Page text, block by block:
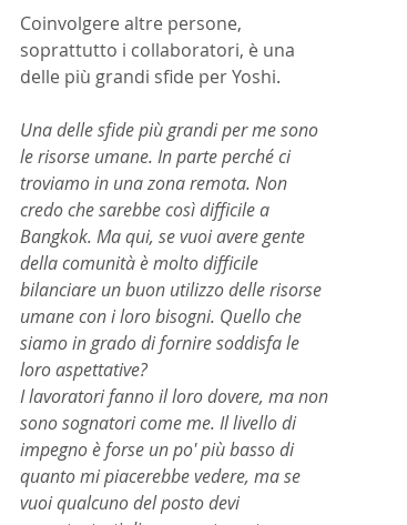
Coinvolgere altre persone,
soprattutto i collaboratori, è una
delle più grandi sfide per Yoshi.
Una delle sfide più grandi per me sono
le risorse umane. In parte perché ci
troviamo in una zona remota. Non
credo che sarebbe così difficile a
Bangkok. Ma qui, se vuoi avere gente
della comunità è molto difficile
bilanciare un buon utilizzo delle risorse
umane con i loro bisogni. Quello che
siamo in grado di fornire soddisfa le
loro aspettative?
I lavoratori fanno il loro dovere, ma non
sono sognatori come me. Il livello di
impegno è forse un po' più basso di
quanto mi piacerebbe vedere, ma se
vuoi qualcuno del posto devi